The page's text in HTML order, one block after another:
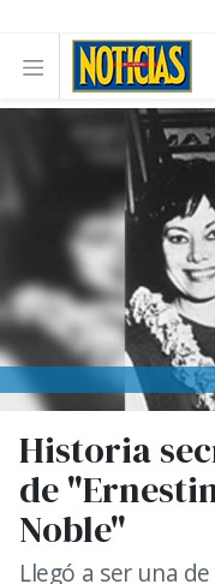
Historia
de
Noble"
Llegó a ser una